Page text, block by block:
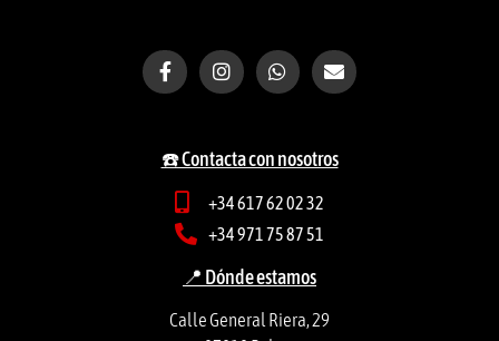
☎️ Contacta con nosotros
+34 617 62 02 32
+34 971 75 87 51
📍 Dónde estamos
Calle General Riera, 29